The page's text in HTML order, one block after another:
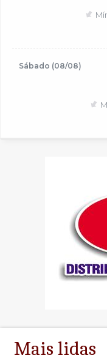
Sábado (08/08)
Mais lidas